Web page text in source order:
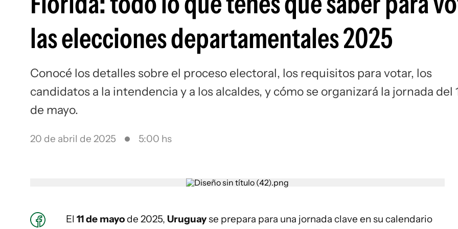
las elecciones departamentales 2025
Conocé los detalles sobre el proceso electoral, los requisitos para votar, los
candidatos a la intendencia y a los alcaldes, y cómo se organizará la jornada del
de mayo.
20 de abril de 2025 5:00 hs
El 11 de mayode 2025, Uruguayse prepara para una jornada clave en su calendario